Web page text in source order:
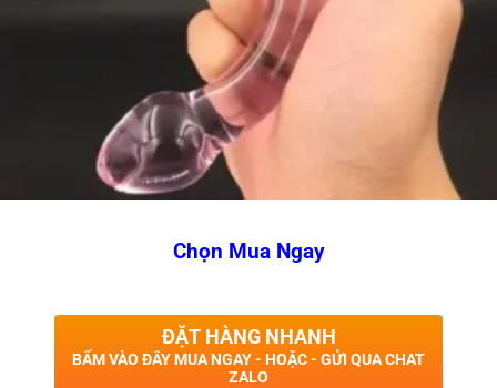
Chọn Mua Ngay
ĐẶT HÀNG NHANH
BẤM VÀO ĐÂY MUA NGAY - HOẶC - GỬI QUA CHAT
ZALO